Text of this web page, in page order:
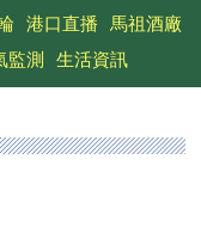
港口直播 馬祖酒廠
監測 生活資訊